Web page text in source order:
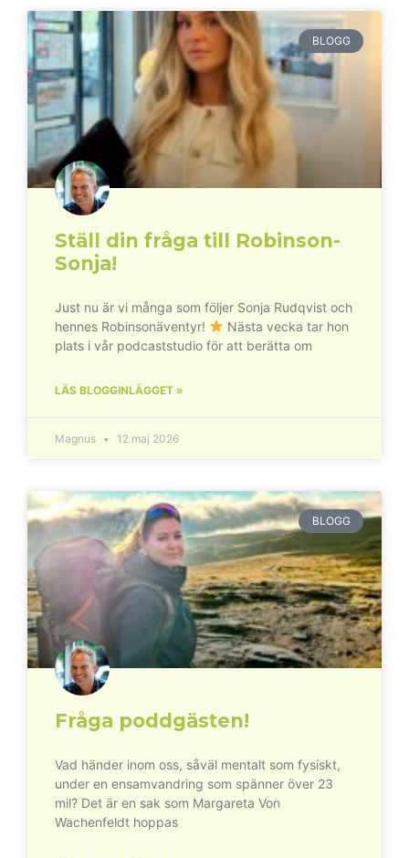
BLOGG
Ställ din fråga till Robinson-
Sonja!
Just nu är vi många som följer Sonja Rudqvist och
hennes Robinsonäventyr!
Nästa vecka tar hon
plats i vår podcaststudio för att berätta om
LÄS BLOGGINLÄGGET »
Magnus 12 maj 2026
BLOGG
Fråga poddgästen!
Vad händer inom oss, såväl mentalt som fysiskt,
under en ensamvandring som spänner över 23
mil? Det är en sak som Margareta Von
Wachenfeldt hoppas